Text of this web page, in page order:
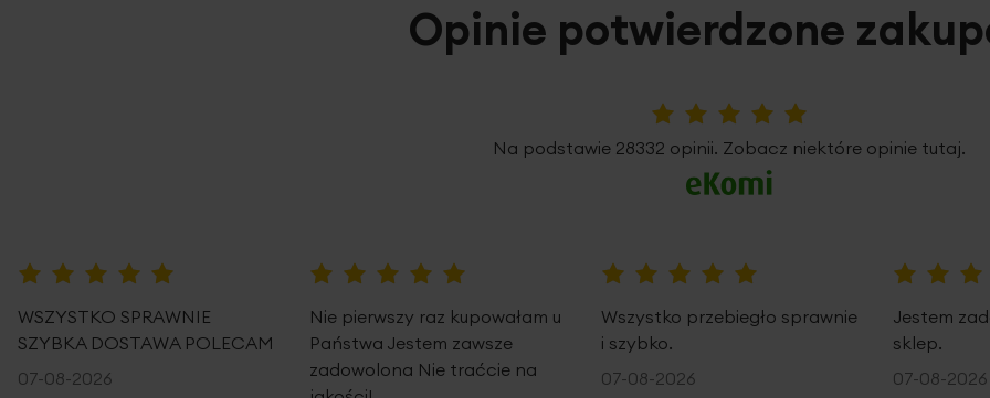
Opinie potwierdzone
5%
Na podstawie 28332 opinii. Zobacz niektóre opinie tutaj.
WSZYSTKO SPRAWNIE
SZYBKA DOSTAWA POLECAM
07-08-2026
Nie pierwszy raz kupowałam u
Państwa Jestem zawsze
zadowolona Nie traćcie na
Wszystko przebiegło sprawnie
i szybko.
07-08-2026
Jestem
sklep.
07-08-2026